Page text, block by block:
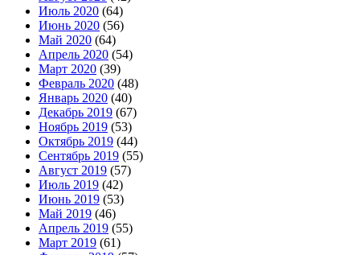
Июль 2020 (64)
Июнь 2020 (56)
Май 2020 (64)
Апрель 2020 (54)
Март 2020 (39)
Февраль 2020 (48)
Январь 2020 (40)
Декабрь 2019 (67)
Ноябрь 2019 (53)
Октябрь 2019 (44)
Сентябрь 2019 (55)
Август 2019 (57)
Июль 2019 (42)
Июнь 2019 (53)
Май 2019 (46)
Апрель 2019 (55)
Март 2019 (61)